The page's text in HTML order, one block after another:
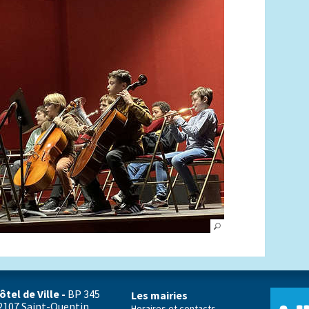
de Ville - BP 345
Les mairies